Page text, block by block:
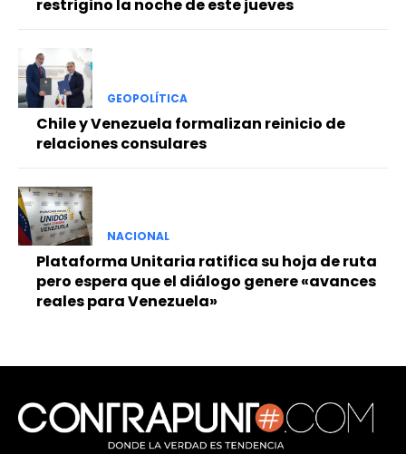
restrigino la noche de este jueves
GEOPOLÍTICA
Chile y Venezuela formalizan reinicio de
relaciones consulares
NACIONAL
Plataforma Unitaria ratifica su hoja de ruta
pero espera que el diálogo genere «avances
reales para Venezuela»